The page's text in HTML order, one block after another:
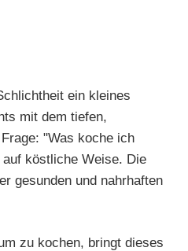
ein kleines
mit dem tiefen,
"Was koche ich
köstliche Weise. Die
gesunden und nahrhaften
zu kochen, bringt dieses